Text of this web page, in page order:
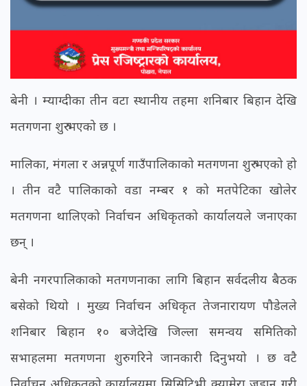
बेनी । म्याग्दीका तीन वटा स्थानीय तहमा शनिबार बिहान देखि
मतगणना शुरु भएको छ ।
मालिका, मंगला र अन्नपूर्ण गाउँपालिकाको मतगणना शुरु भएको हो
। तीन वटै पालिकाको वडा नम्बर १ को मतपेटिका खोलेर
मतगणना थालिएको निर्वाचन अधिकृतको कार्यालयले जनाएका
छन् ।
बेनी नगरपालिकाको मतगणनाका लागि बिहान सर्वदलीय बैठक
बसेको थियो । मुख्य निर्वाचन अधिकृत तेजनारायण पौडेलले
शनिबार बिहान १० बजेदेखि जिल्ला समन्वय समितिको
सभाहलमा मतगणना शुरु गरिने जानकारी दिनुभयो । छ वटै